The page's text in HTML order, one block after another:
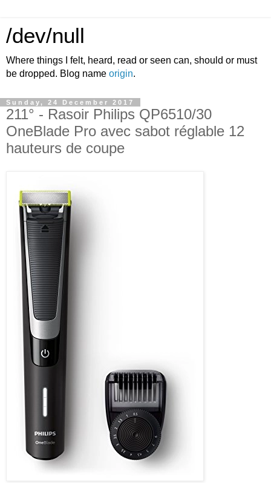
/dev/null
Where things I felt, heard, read or seen can, should or must
be dropped. Blog name origin.
Sunday, 24 December 2017
211° - Rasoir Philips QP6510/30
OneBlade Pro avec sabot réglable 12
hauteurs de coupe